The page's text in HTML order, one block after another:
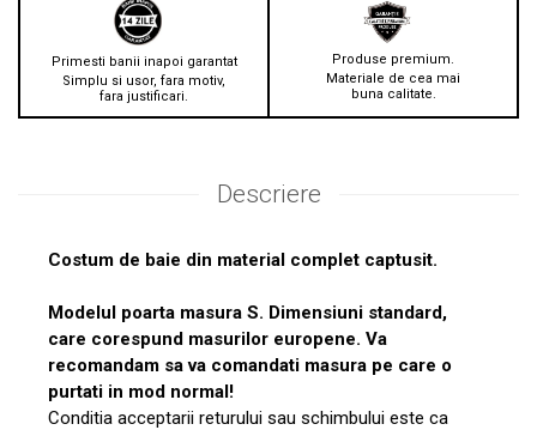
Primesti banii inapoi garantat
Simplu si usor, fara motiv,
fara justificari.
Produse premium.
Materiale de cea mai
buna calitate.
Descriere
Costum de baie din material complet captusit.
Modelul poarta masura S. Dimensiuni standard,
care corespund masurilor europene. Va
recomandam sa va comandati masura pe care o
purtati in mod normal!
Conditia acceptarii returului sau schimbului este ca